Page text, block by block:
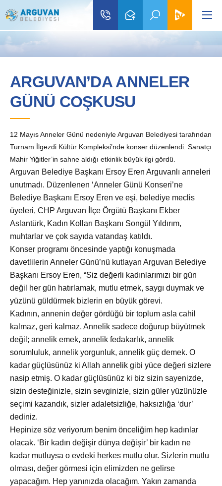
ARGUVAN’DA ANNELER
GÜNÜ COŞKUSU
12 Mayıs Anneler Günü nedeniyle Arguvan Belediyesi tarafından
Turnam İlgezdi Kültür Kompleksi’nde konser düzenlendi. Sanatçı
Mahir Yiğitler’in sahne aldığı etkinlik büyük ilgi gördü.
Arguvan Belediye Başkanı Ersoy Eren Arguvanlı anneleri
unutmadı. Düzenlenen ‘Anneler Günü Konseri’ne
Belediye Başkanı Ersoy Eren ve eşi, belediye meclis
üyeleri, CHP Arguvan İlçe Örgütü Başkanı Ekber
Aslantürk, Kadın Kolları Başkanı Songül Yıldırım,
muhtarlar ve çok sayıda vatandaş katıldı.
Konser programı öncesinde yaptığı konuşmada
davetlilerin Anneler Günü’nü kutlayan Arguvan Belediye
Başkanı Ersoy Eren, “Siz değerli kadınlarımızı bir gün
değil her gün hatırlamak, mutlu etmek, saygı duymak ve
yüzünü güldürmek bizlerin en büyük görevi.
Kadının, annenin değer gördüğü bir toplum asla cahil
kalmaz, geri kalmaz. Annelik sadece doğurup büyütmek
değil; annelik emek, annelik fedakarlık, annelik
sorumluluk, annelik yorgunluk, annelik güç demek. O
kadar güçlüsünüz ki Allah annelik gibi yüce değeri sizlere
nasip etmiş. O kadar güçlüsünüz ki biz sizin sayenizde,
sizin desteğinizle, sizin sevginizle, sizin güler yüzünüzle
seçimi kazandık, sizler adaletsizliğe, haksızlığa ‘dur’
dediniz.
Hepinize söz veriyorum benim önceliğim hep kadınlar
olacak. ‘Bir kadın değişir dünya değişir’ bir kadın ne
kadar mutluysa o evdeki herkes mutlu olur. Sizlerin mutlu
olması, değer görmesi için elimizden ne gelirse
yapacağım. Hep yanınızda olacağım. Yakın zamanda